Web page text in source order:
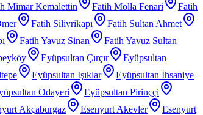
Mimar Kemalettin Fatih Molla Fenari
Fatih
Fatih Silivrikapı
Fatih Sultan Ahmet
Fatih Yavuz Sinan
Fatih Yavuz Sultan
Eyüpsultan Çırçır
Eyüpsultan
Eyüpsultan Işıklar
Eyüpsultan İhsaniye
Odayeri
Eyüpsultan Pirinççi
Akçaburgaz Esenyurt Akevler
Esenyurt